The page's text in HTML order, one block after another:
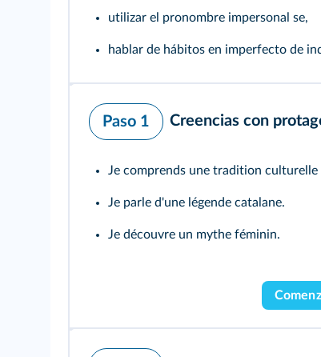
utilizar el pronombre impersonal se,
hablar de hábitos en imperfecto de
Paso 1 Creencias con
Je comprends une tradition culturelle
Je parle d'une légende catalane.
Je découvre un mythe féminin.